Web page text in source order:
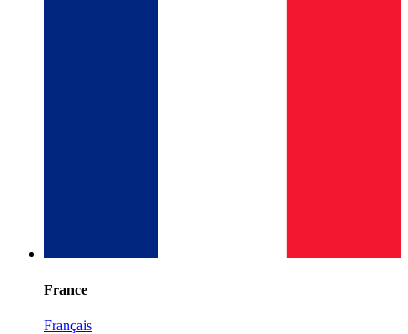
France
Français